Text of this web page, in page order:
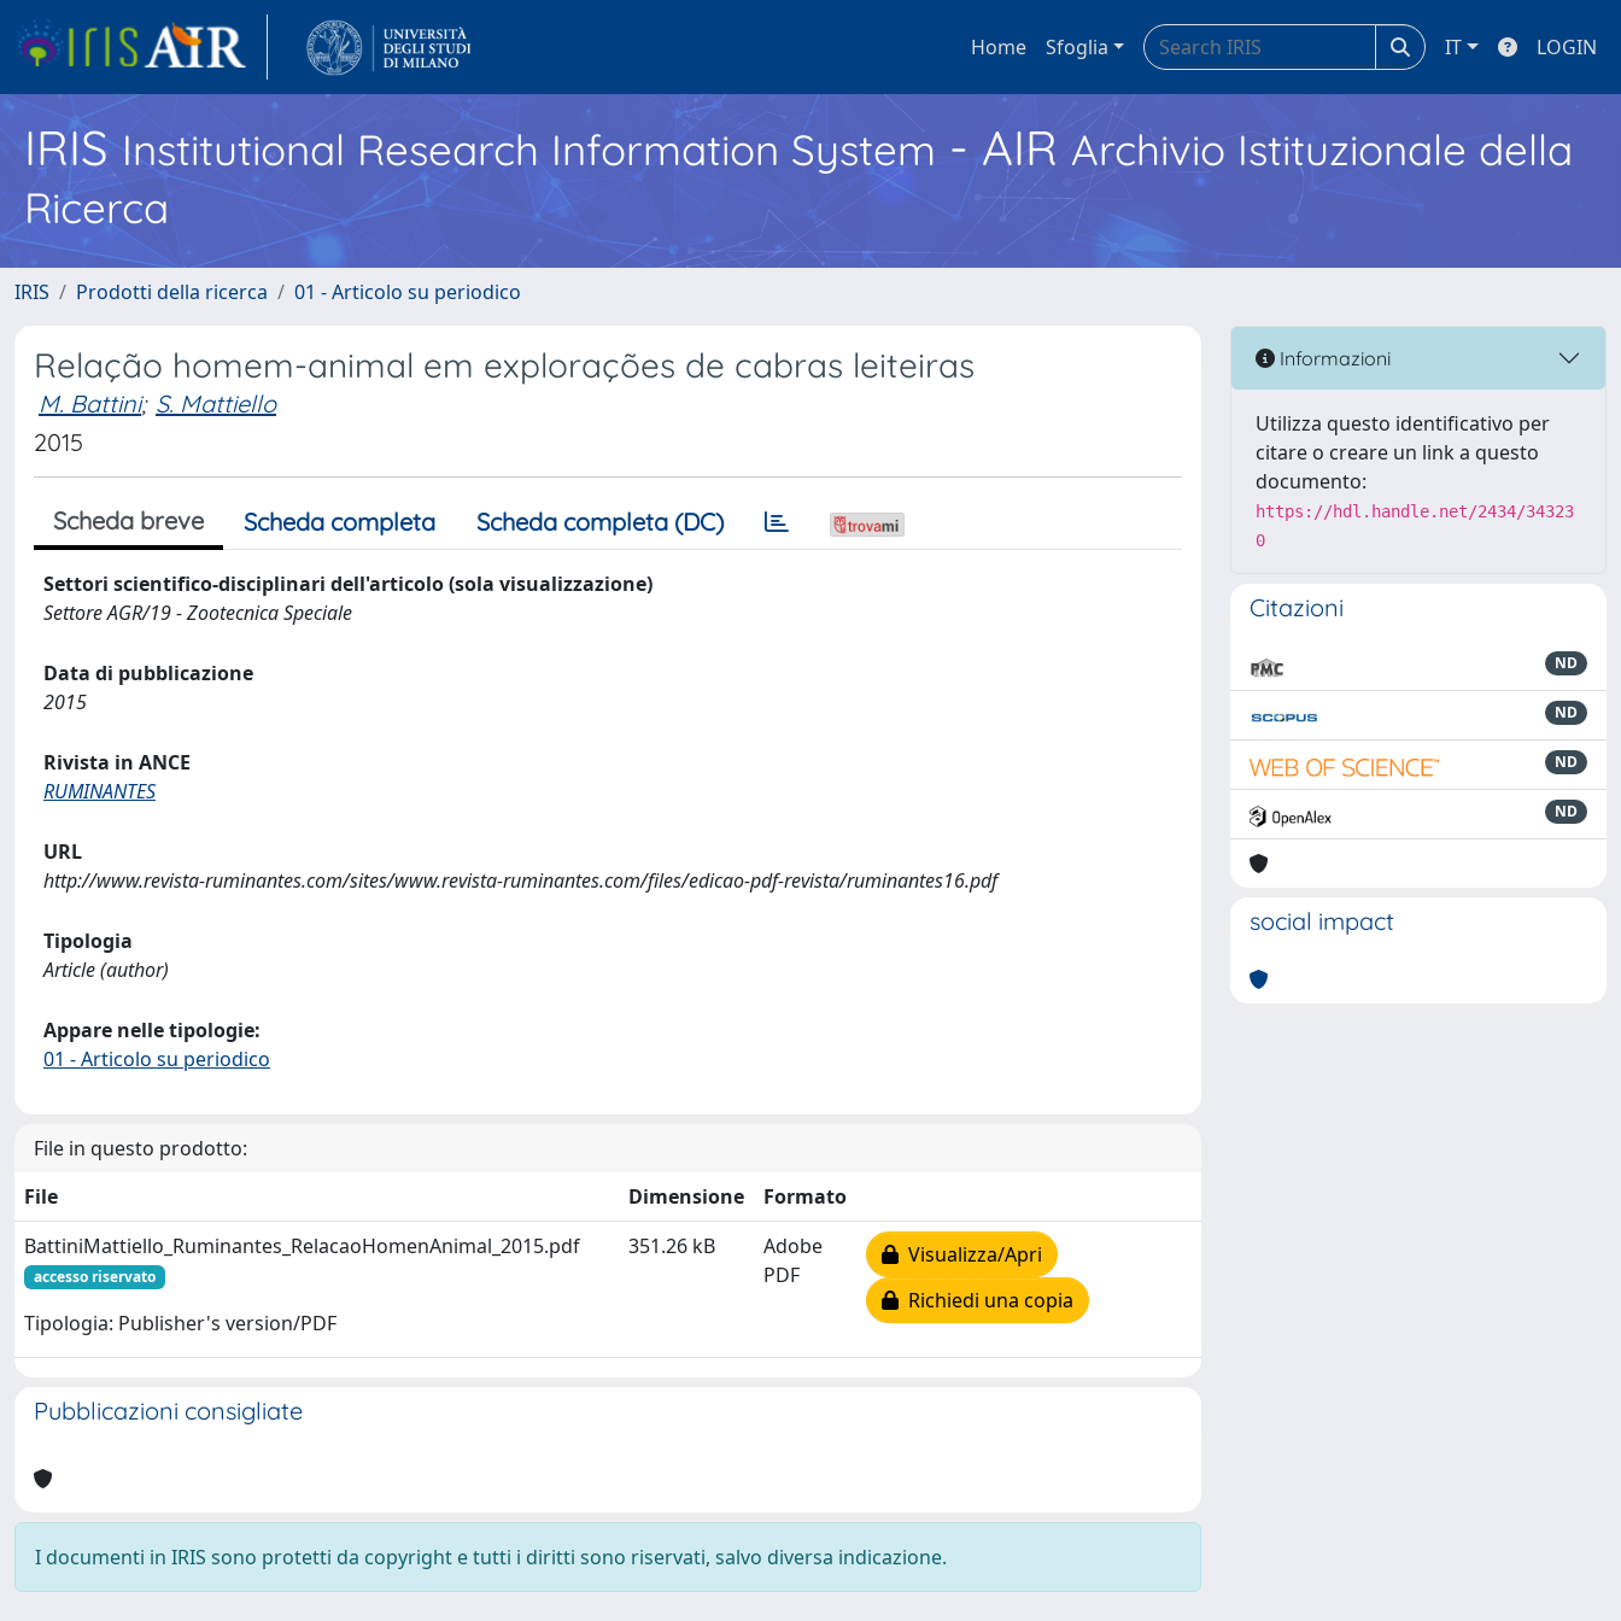
Home Sfoglia IT LOGIN
IRISInstitutional Research Information System - AIR Archivio Istituzionale della
Ricerca
IRIS Prodotti della ricerca 01 - Articolo su periodico
Relação homem-animal em explorações de cabras leiteiras
M. Battini; S. Mattiello
2015
Scheda breve Scheda completa Scheda completa (DC)
Settori scientifico-disciplinari dell'articolo (sola visualizzazione)
Settore AGR/19 - Zootecnica Speciale
Data di pubblicazione
2015
Rivista in ANCE
RUMINANTES
URL
http://www.revista-ruminantes.com/sites/www.revista-ruminantes.com/files/edicao-pdf-revista/ruminantes16.pdf
Tipologia
Article (author)
Appare nelle tipologie:
01 - Articolo su periodico
File in questo prodotto:
File
Dimensione
Formato
BattiniMattiello_Ruminantes_RelacaoHomenAnimal_2015.pdf
accesso riservato
Tipologia: Publisher's version/PDF
351.26 kB
Adobe
PDF
Visualizza/Apri
Richiedi una copia
Pubblicazioni consigliate
I documenti in IRIS sono protetti da copyright e tutti i diritti sono riservati, salvo diversa indicazione.
Informazioni
Utilizza questo identificativo per
citare o creare un link a questo
documento:
https://hdl.handle.net/2434/34323
0
Citazioni
ND
ND
ND
ND
social impact